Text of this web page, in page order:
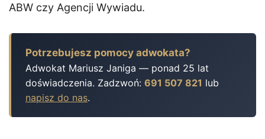
ABW czy Agencji Wywiadu.
Potrzebujesz pomocy adwokata?
Adwokat Mariusz Janiga — ponad 25 lat
doświadczenia. Zadzwoń: 691 507 821 lub
napisz do nas.